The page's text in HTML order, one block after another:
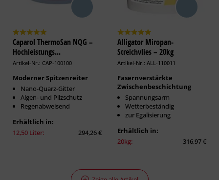
Caparol ThermoSan NQG –
Hochleistungs...
Artikel-Nr.: CAP-100100
Moderner Spitzenreiter
Nano-Quarz-Gitter
Algen- und Pilzschutz
Regenabweisend
Erhältlich in:
12,50 Liter:
294,26 €
Alligator Miropan-
Streichvlies – 20kg
Artikel-Nr.: ALL-110011
Fasernverstärkte
Zwischenbeschichtung
Spannungsarm
Wetterbeständig
zur Egalisierung
Erhältlich in:
20kg:
316,97 €